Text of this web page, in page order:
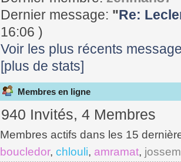
Dernier message: "Re:
16:06 )
Voir les plus récents
[plus de stats]
Membres en ligne
940 Invités, 4 Membres
Membres actifs dans les 15
boucledor,chlouli, amramat,